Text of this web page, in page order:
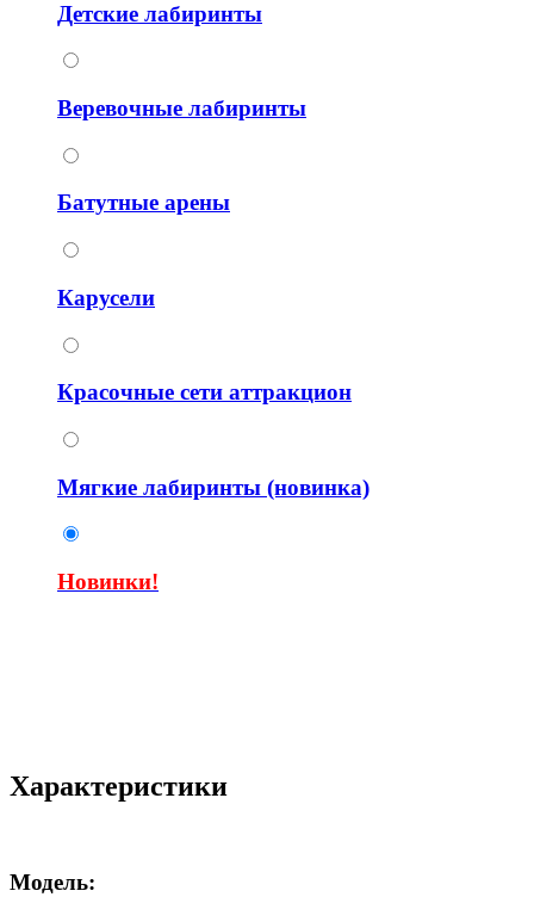
Детские лабиринты
Веревочные лабиринты
Батутные арены
Карусели
Красочные сети аттракцион
Мягкие лабиринты (новинка)
Новинки!
Характеристики
Модель: